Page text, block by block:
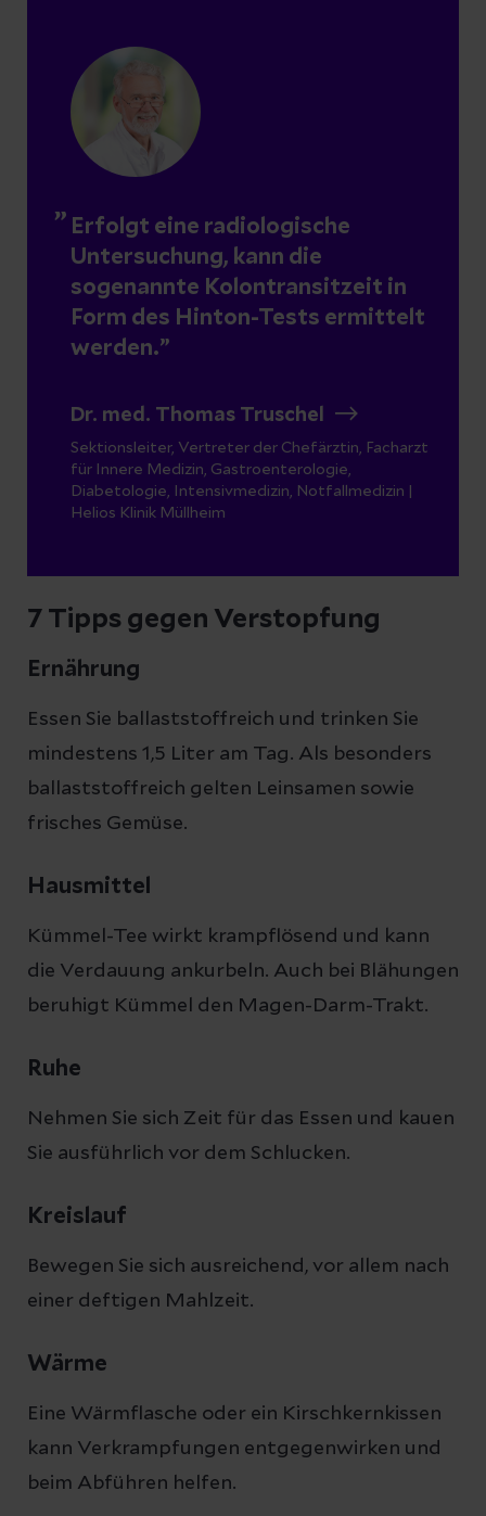
Sektionsleiter, Vertreter der Chefärztin, Facharzt
für Innere Medizin, Gastroenterologie,
Diabetologie, Intensivmedizin, Notfallmedizin |
Helios Klinik Müllheim
Erfolgt eine radiologische
Untersuchung, kann die
sogenannte Kolontransitzeit in
Form des Hinton-Tests ermittelt
werden.
Dr. med. Thomas Truschel
7 Tipps gegen Verstopfung
Ernährung
Essen Sie ballaststoffreich und trinken Sie
mindestens 1,5 Liter am Tag. Als besonders
ballaststoffreich gelten Leinsamen sowie
frisches Gemüse.
Hausmittel
Kümmel-Tee wirkt krampflösend und kann
die Verdauung ankurbeln. Auch bei Blähungen
beruhigt Kümmel den Magen-Darm-Trakt.
Ruhe
Nehmen Sie sich Zeit für das Essen und kauen
Sie ausführlich vor dem Schlucken.
Kreislauf
Bewegen Sie sich ausreichend, vor allem nach
einer deftigen Mahlzeit.
Wärme
Eine Wärmflasche oder ein Kirschkernkissen
kann Verkrampfungen entgegenwirken und
beim Abführen helfen.